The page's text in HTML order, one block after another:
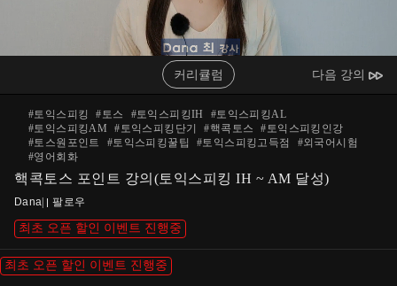
Video
커리큘럼 다음 강의
#토익스피킹 #토스 #토익스피킹IH #토익스피킹AL
#토익스피킹AM #토익스피킹단기 #핵콕토스 #토익스피킹인강
#토스원포인트 #토익스피킹꿀팁 #토익스피킹고득점 #외국어시험
#영어회화
핵콕토스 포인트 강의(토익스피킹 IH ~ AM 달성)
Dana 팔로우
최초 오픈 할인 이벤트 진행중
최초 오픈 할인 이벤트 진행중